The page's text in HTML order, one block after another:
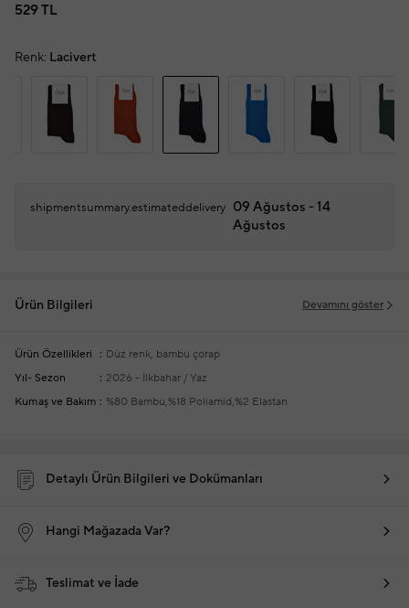
529 TL
Renk: Lacivert
shipmentsummary.estimateddelivery 09 Ağustos - 14
Ağustos
Ürün Bilgileri Devamını göster
Ürün Özellikleri
Düz renk, bambu çorap
Yıl- Sezon
2026 - İlkbahar / Yaz
Kumaş ve Bakım
%80 Bambu,%18 Poliamid,%2 Elastan
Detaylı Ürün Bilgileri ve Dokümanları
Hangi Mağazada Var?
Teslimat ve İade